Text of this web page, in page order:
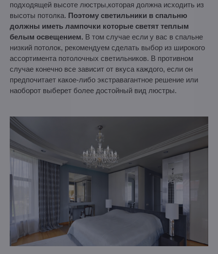
подходящей высоте люстры,которая должна исходить из
высоты потолка. Поэтому светильники в спальню
должны иметь лампочки которые светят теплым
белым освещением. В том случае если у вас в спальне
низкий потолок, рекомендуем сделать выбор из широкого
ассортимента потолочных светильников. В противном
случае конечно все зависит от вкуса каждого, если он
предпочитает какое-либо экстравагантное решение или
наоборот выберет более достойный вид люстры.